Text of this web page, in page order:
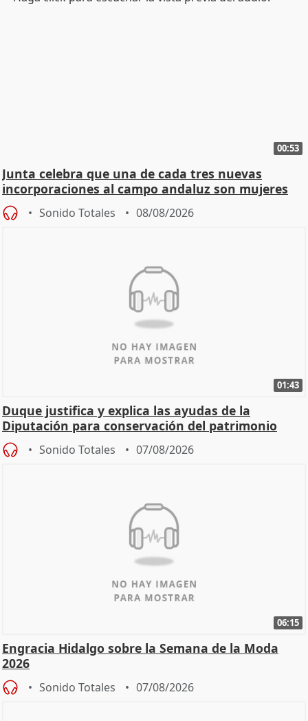
00:53
Junta celebra que una de cada tres nuevas
incorporaciones al campo andaluz son mujeres
jóvenes
Sonido Totales 08/08/2026
01:43
Duque justifica y explica las ayudas de la
Diputación para conservación del patrimonio
Sonido Totales 07/08/2026
06:15
Engracia Hidalgo sobre la Semana de la Moda
2026
Sonido Totales 07/08/2026